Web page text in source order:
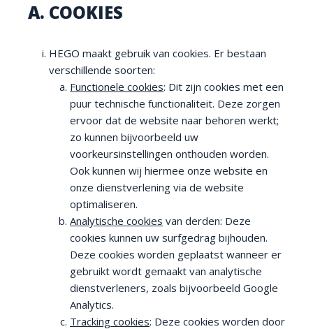
A. COOKIES
HEGO maakt gebruik van cookies. Er bestaan
verschillende soorten:
Functionele cookies: Dit zijn cookies met een
puur technische functionaliteit. Deze zorgen
ervoor dat de website naar behoren werkt;
zo kunnen bijvoorbeeld uw
voorkeursinstellingen onthouden worden.
Ook kunnen wij hiermee onze website en
onze dienstverlening via de website
optimaliseren.
Analytische cookies van derden: Deze
cookies kunnen uw surfgedrag bijhouden.
Deze cookies worden geplaatst wanneer er
gebruikt wordt gemaakt van analytische
dienstverleners, zoals bijvoorbeeld Google
Analytics.
Tracking cookies: Deze cookies worden door